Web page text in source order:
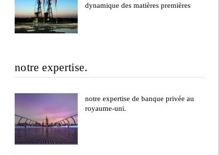
dynamique des matières premières
notre expertise.
notre expertise de banque privée au
royaume-uni.